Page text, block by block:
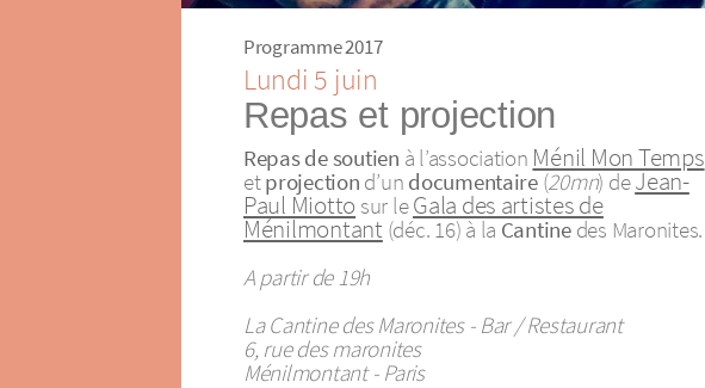
Programme 2017
Lundi 5 juin
Repas et projection
Repas de soutien à l’association Ménil Mon Temps
etprojection d’un documentaire(20mn) deJean-
Paul Miotto sur leGala des artistes de
Ménilmontant (déc. 16) à la Cantinedes Maronites.
A partir de 19h
La Cantine des Maronites - Bar / Restaurant
6, rue des maronites
Ménilmontant - Paris